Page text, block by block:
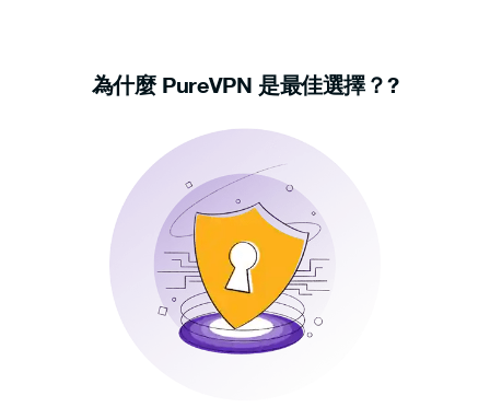
為什麼 PureVPN 是最佳選擇？?